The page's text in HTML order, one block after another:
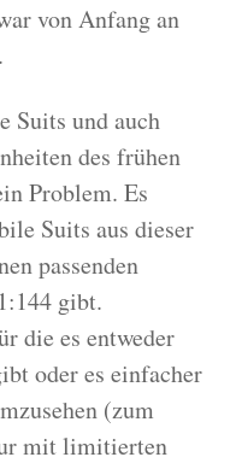
von Anfang an
Suits und auch
des frühen
Problem. Es
Suits aus dieser
passenden
gibt.
die es entweder
oder es einfacher
(zum
mit limitierten